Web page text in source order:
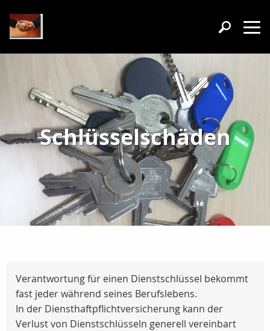
Schlüsselschäden
Verantwortung für einen Dienstschlüssel bekommt
fast jeder während seines Berufslebens.
In der Diensthaftpflichtversicherung kann der
Verlust von Dienstschlüsseln generell vereinbart